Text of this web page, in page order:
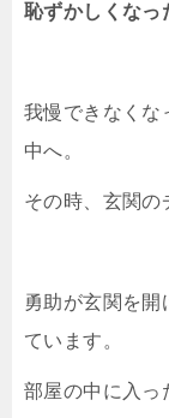
恥ずかしくなっ
我慢できなくな
中へ。
その時、玄関の
勇助が玄関を開
ています。
部屋の中に入っ